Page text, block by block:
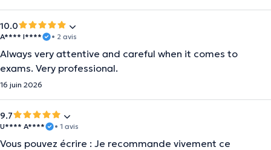
10.0
A**** I**** • 2 avis
Always very attentive and careful when it comes to
exams. Very professional.
16 juin 2026
9.7
U**** A**** • 1 avis
Vous pouvez écrire : Je recommande vivement ce